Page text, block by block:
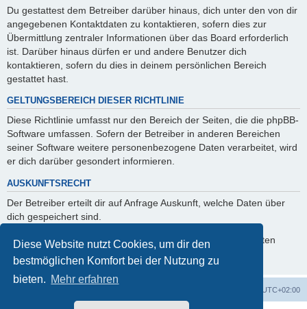
Diese Website nutzt Cookies, um dir den
bestmöglichen Komfort bei der Nutzung zu
bieten. Mehr erfahren
Du gestattest dem Betreiber darüber hinaus, dich unter den von dir
angegebenen Kontaktdaten zu kontaktieren, sofern dies zur
Übermittlung zentraler Informationen über das Board erforderlich
ist. Darüber hinaus dürfen er und andere Benutzer dich
kontaktieren, sofern du dies in deinem persönlichen Bereich
gestattet hast.
GELTUNGSBEREICH DIESER RICHTLINIE
Diese Richtlinie umfasst nur den Bereich der Seiten, die die phpBB-
Software umfassen. Sofern der Betreiber in anderen Bereichen
seiner Software weitere personenbezogene Daten verarbeitet, wird
er dich darüber gesondert informieren.
AUSKUNFTSRECHT
Der Betreiber erteilt dir auf Anfrage Auskunft, welche Daten über
dich gespeichert sind.
Du kannst jederzeit die Löschung bzw. Sperrung deiner Daten
verlangen. Kontaktiere hierzu bitte den Betreiber.
UTC+02:00